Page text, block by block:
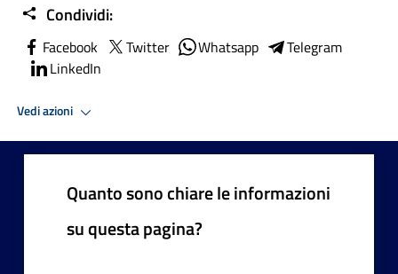
Condividi:
Facebook Twitter Whatsapp
Telegram
LinkedIn
Vedi azioni
Quanto sono chiare le informazioni
su questa pagina?